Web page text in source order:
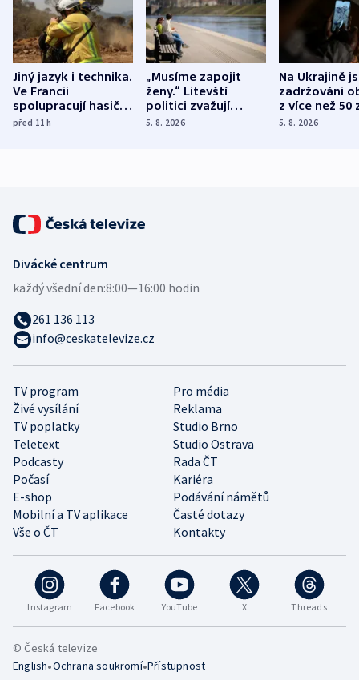
Jiný jazyk i technika.
Ve Francii
spolupracují hasiči z
různých zemí
před 11h
„Musíme zapojit
ženy.“ Litevští
politici zvažují
dohodu o
5. 8. 2026
Na Ukrajině
zadržováni
z více než 50
Bojovali na
5. 8. 2026
Instagram Facebook YouTube X Threads
TV program
Pro média
Živé vysílání
Reklama
TV poplatky
Studio Brno
Teletext
Studio Ostrava
Podcasty
Rada ČT
Počasí
Kariéra
E-shop
Podávání námětů
Mobilní a TV aplikace
Časté dotazy
Vše o ČT
Kontakty
Divácké centrum
každý všední den:8:00—16:00 hodin
261 136 113
info@ceskatelevize.cz
© Česká televize
English•Ochrana soukromí•Přístupnost